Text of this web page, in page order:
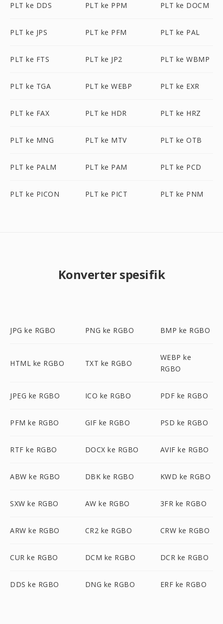
PLT ke DDS PLT ke PPM PLT ke DOCM
PLT ke JPS PLT ke PFM PLT ke PAL
PLT ke FTS PLT ke JP2 PLT ke WBMP
PLT ke TGA PLT ke WEBP PLT ke EXR
PLT ke FAX PLT ke HDR PLT ke HRZ
PLT ke MNG PLT ke MTV PLT ke OTB
PLT ke PALM PLT ke PAM PLT ke PCD
PLT ke PICON PLT ke PICT PLT ke PNM
Konverter spesifik
JPG ke RGBO PNG ke RGBO BMP ke RGBO
HTML ke RGBO TXT ke RGBO
WEBP ke
RGBO
JPEG ke RGBO ICO ke RGBO PDF ke RGBO
PFM ke RGBO GIF ke RGBO PSD ke RGBO
RTF ke RGBO DOCX ke RGBO AVIF ke RGBO
ABW ke RGBO DBK ke RGBO KWD ke RGBO
SXW ke RGBO AW ke RGBO 3FR ke RGBO
ARW ke RGBO CR2 ke RGBO CRW ke RGBO
CUR ke RGBO DCM ke RGBO DCR ke RGBO
DDS ke RGBO DNG ke RGBO ERF ke RGBO